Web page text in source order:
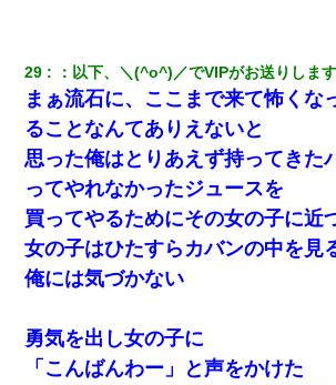
感がヤバイ・・・
【画像】女上司(30)「終電なくなったね…部
きます！」
中途採用のAが部長から呼び出された。Aは
ていき、1時間後に号泣しながら出てきて…
29 ： 以下、＼(^o^)／でVIPがお送りします
まぁ流石に、ここまで来て怖くな
ることなんてありえないと
思った俺はとりあえず持ってきた
ってやれなかったジュースを
買ってやるためにその女の子に近
女の子はひたすらカバンの中を見
俺には気づかない
勇気を出し女の子に
「こんばんわー」と声をかけた